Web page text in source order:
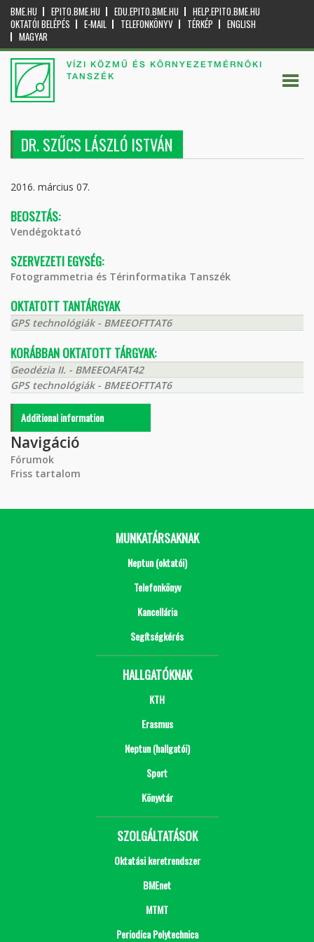
BME.HU EPITO.BME.HU EDU.EPITO.BME.HU
HELP.EPITO.BME.HU
OKTATÓI BELÉPÉS
E-MAIL TELEFONKÖNYV TÉRKÉP
ENGLISH
MAGYAR
VÍZI KÖZMŰ ÉS KÖRNYEZETMÉRNÖKI
TANSZÉK
DR. SZŰCS LÁSZLÓ ISTVÁN
2016. március 07.
BEOSZTÁS:
Vendégoktató
SZERVEZETI EGYSÉG:
Fotogrammetria és Térinformatika Tanszék
OKTATOTT TANTÁRGYAK
GPS technológiák - BMEEOFTTAT6
KORÁBBAN OKTATOTT TÁRGYAK:
Geodézia II. - BMEEOAFAT42
GPS technológiák - BMEEOFTTAT6
Additional information
Navigáció
Fórumok
Friss tartalom
MUNKATÁRSAKNAK
Neptun (oktatói)
Telefonkönyv
Kancellária
Segítségkérés
HALLGATÓKNAK
KTH
Erasmus
Neptun (hallgatói)
Sport
Könyvtár
SZOLGÁLTATÁSOK
Oktatási keretrendszer
BMEnet
MTMT
Periodica Polytechnica